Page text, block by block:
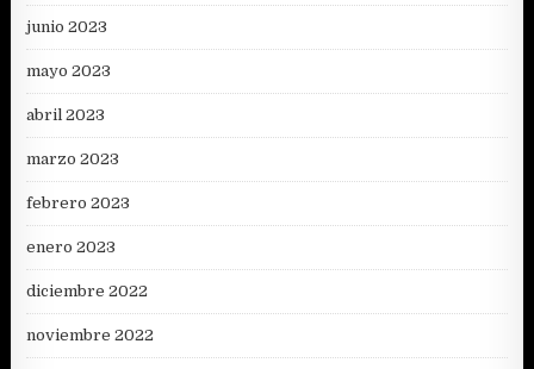
junio 2023
mayo 2023
abril 2023
marzo 2023
febrero 2023
enero 2023
diciembre 2022
noviembre 2022